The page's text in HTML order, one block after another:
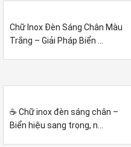
Chữ Inox Đèn Sáng Chân Màu
Trắng – Giải Pháp Biển ...
☕ Chữ inox đèn sáng chân –
Biển hiệu sang trọng, n...